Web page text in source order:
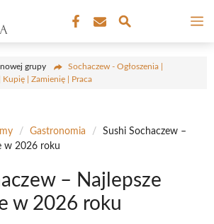
grupy
Sochaczew - Ogłoszenia |
Kupię | Zamienię | Praca
/ Gastronomia /
Sushi Sochaczew –
w 2026 roku
– Najlepsze
w 2026 roku